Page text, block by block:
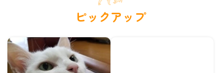
ピックアップ